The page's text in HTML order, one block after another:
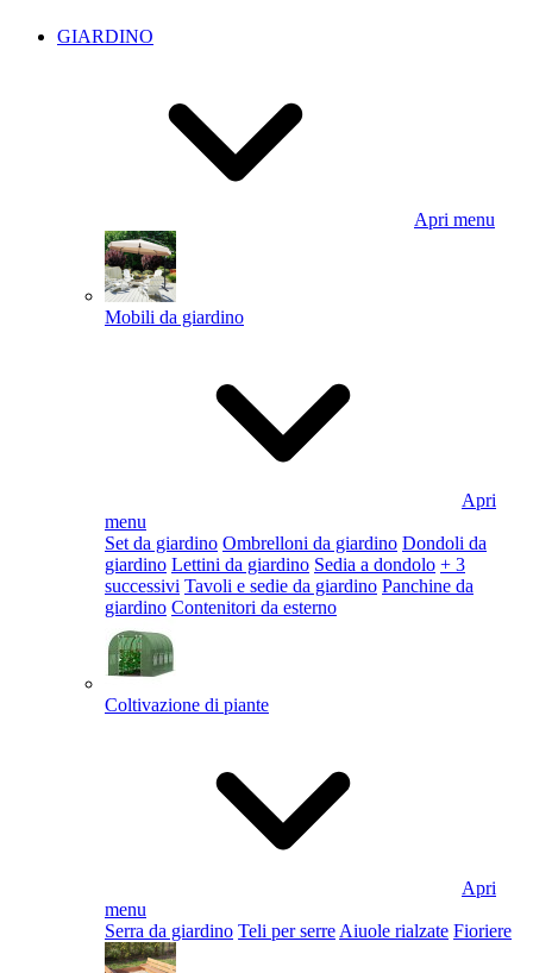
GIARDINO
Apri menu
Mobili da giardino
Apri
menu
Set da giardino Ombrelloni da giardino Dondoli da
giardino Lettini da giardino Sedia a dondolo + 3
successivi Tavoli e sedie da giardino Panchine da
giardino Contenitori da esterno
Coltivazione di piante
Apri
menu
Serra da giardino Teli per serre Aiuole rialzate Fioriere